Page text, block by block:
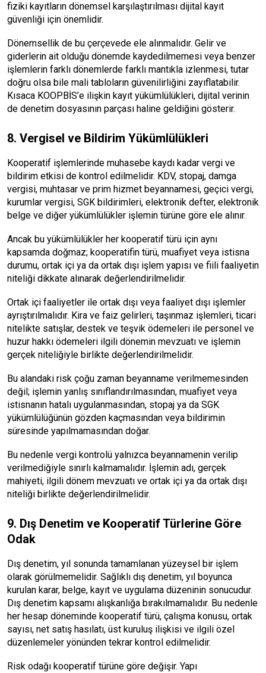
fiziki kayıtların dönemsel karşılaştırılması dijital kayıt
güvenliği için önemlidir.
Dönemsellik de bu çerçevede ele alınmalıdır. Gelir ve
giderlerin ait olduğu dönemde kaydedilmemesi veya benzer
işlemlerin farklı dönemlerde farklı mantıkla izlenmesi, tutar
doğru olsa bile mali tabloların güvenilirliğini zayıflatabilir.
Kısaca KOOPBİS’e ilişkin kayıt yükümlülükleri, dijital verinin
de denetim dosyasının parçası haline geldiğini gösterir.
8. Vergisel ve Bildirim Yükümlülükleri
Kooperatif işlemlerinde muhasebe kaydı kadar vergi ve
bildirim etkisi de kontrol edilmelidir. KDV, stopaj, damga
vergisi, muhtasar ve prim hizmet beyannamesi, geçici vergi,
kurumlar vergisi, SGK bildirimleri, elektronik defter, elektronik
belge ve diğer yükümlülükler işlemin türüne göre ele alınır.
Ancak bu yükümlülükler her kooperatif türü için aynı
kapsamda doğmaz; kooperatifin türü, muafiyet veya istisna
durumu, ortak içi ya da ortak dışı işlem yapısı ve fiili faaliyetin
niteliği dikkate alınarak değerlendirilmelidir.
Ortak içi faaliyetler ile ortak dışı veya faaliyet dışı işlemler
ayrıştırılmalıdır. Kira ve faiz gelirleri, taşınmaz işlemleri, ticari
nitelikte satışlar, destek ve teşvik ödemeleri ile personel ve
huzur hakkı ödemeleri ilgili dönemin mevzuatı ve işlemin
gerçek niteliğiyle birlikte değerlendirilmelidir.
Bu alandaki risk çoğu zaman beyanname verilmemesinden
değil; işlemin yanlış sınıflandırılmasından, muafiyet veya
istisnanın hatalı uygulanmasından, stopaj ya da SGK
yükümlülüğünün gözden kaçmasından veya bildirimin
süresinde yapılmamasından doğar.
Bu nedenle vergi kontrolü yalnızca beyannamenin verilip
verilmediğiyle sınırlı kalmamalıdır. İşlemin adı, gerçek
mahiyeti, ilgili dönem mevzuatı ve ortak içi ya da ortak dışı
niteliği birlikte değerlendirilmelidir.
9. Dış Denetim ve Kooperatif Türlerine Göre
Odak
Dış denetim, yıl sonunda tamamlanan yüzeysel bir işlem
olarak görülmemelidir. Sağlıklı dış denetim, yıl boyunca
kurulan karar, belge, kayıt ve uygulama düzeninin sonucudur.
Dış denetim kapsamı alışkanlığa bırakılmamalıdır. Bu nedenle
her hesap döneminde kooperatif türü, çalışma konusu, ortak
sayısı, net satış hasılatı, üst kuruluş ilişkisi ve ilgili özel
düzenlemeler yönünden tekrar kontrol edilmelidir.
Risk odağı kooperatif türüne göre değişir. Yapı